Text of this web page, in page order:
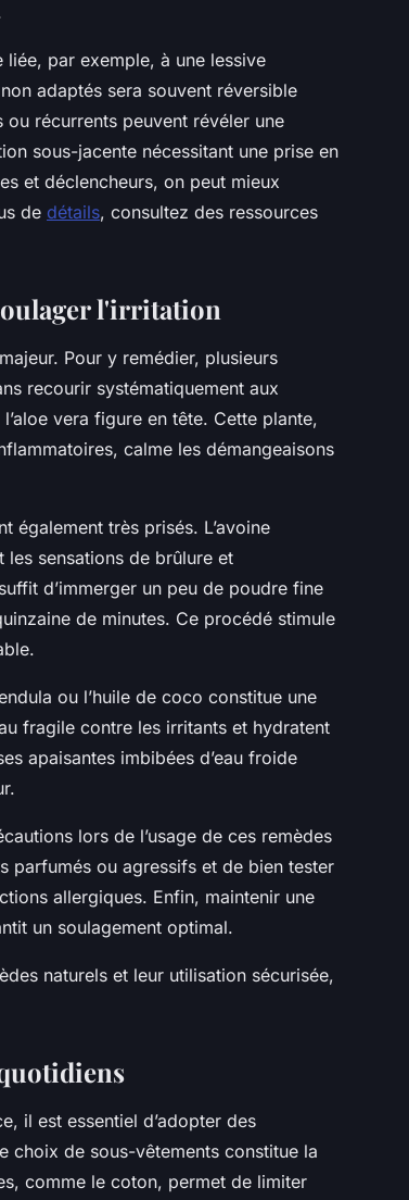
par exemple, à une lessive
adaptés sera souvent réversible
récurrents peuvent révéler une
sous-jacente nécessitant une prise en
et déclencheurs, on peut mieux
de détails, consultez des ressources
l'irritation
Pour y remédier, plusieurs
recourir systématiquement aux
vera figure en tête. Cette plante,
calme les démangeaisons
également très prisés. L’avoine
sensations de brûlure et
d’immerger un peu de poudre fine
de minutes. Ce procédé stimule
ou l’huile de coco constitue une
fragile contre les irritants et hydratent
apaisantes imbibées d’eau froide
lors de l’usage de ces remèdes
parfumés ou agressifs et de bien tester
allergiques. Enfin, maintenir une
un soulagement optimal.
naturels et leur utilisation sécurisée,
il est essentiel d’adopter des
choix de sous-vêtements constitue la
comme le coton, permet de limiter